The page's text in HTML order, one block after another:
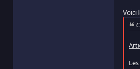
Voici